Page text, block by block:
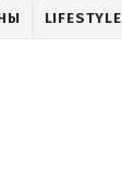
LIFESTYLE